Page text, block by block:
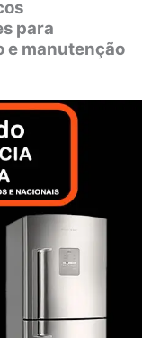
para
e manutenção